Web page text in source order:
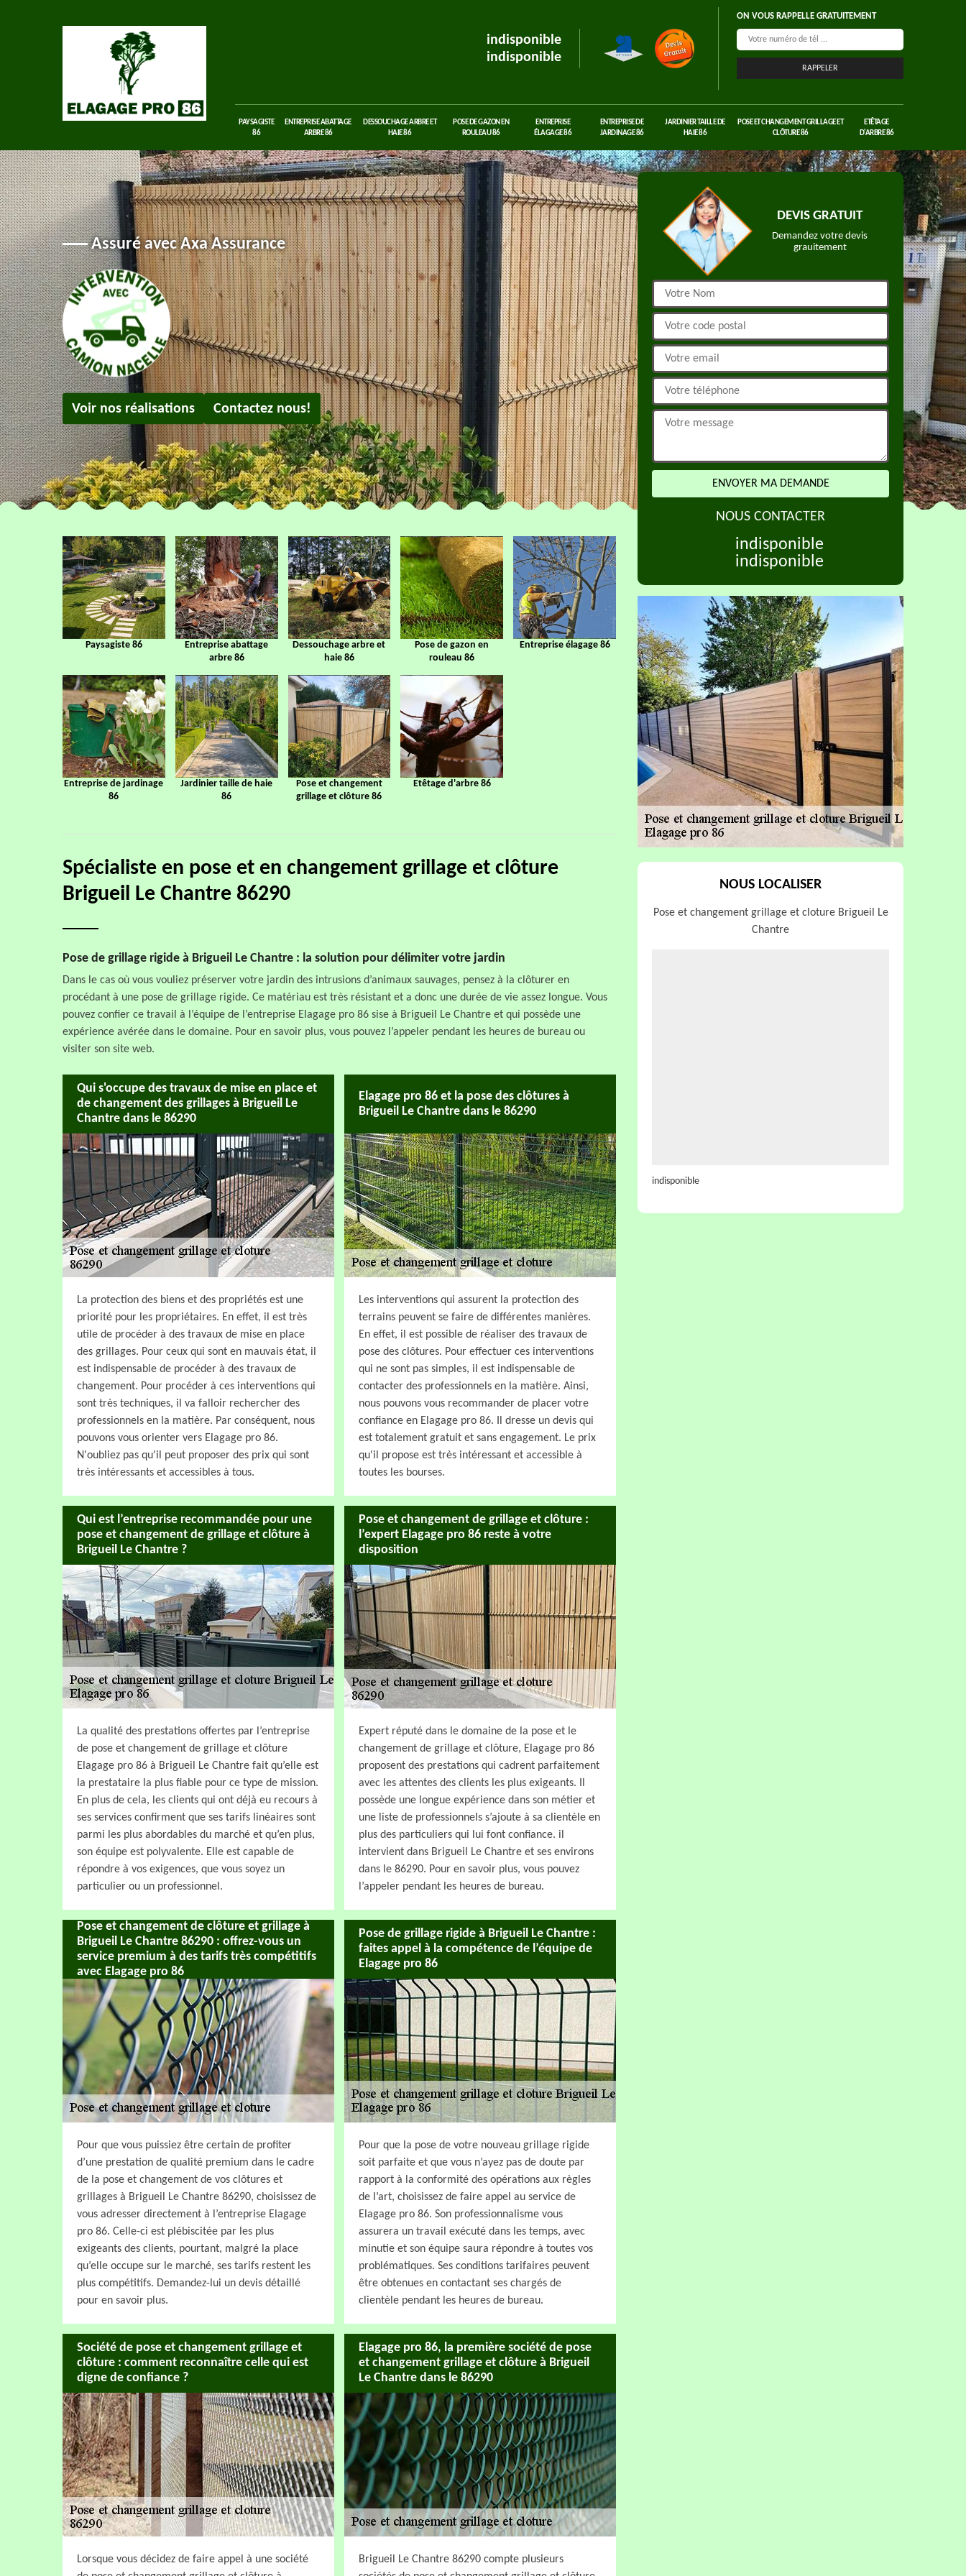
indisponible
indisponible
ON VOUS RAPPELLE GRATUITEMENT
PAYSAGISTE
86
ENTREPRISE ABATTAGE
ARBRE 86
DESSOUCHAGE ARBRE ET
HAIE 86
POSE DE GAZON EN
ROULEAU 86
ENTREPRISE
ÉLAGAGE 86
ENTREPRISE DE
JARDINAGE 86
JARDINIER TAILLE DE
HAIE 86
POSE ET CHANGEMENT GRILLAGE ET
CLÔTURE 86
ETÊTAGE
D'ARBRE 86
Assuré avec Axa Assurance
Voir nos réalisations Contactez nous!
Paysagiste 86
Entreprise abattage
arbre 86
Dessouchage arbre et
haie 86
Pose de gazon en
rouleau 86
Entreprise élagage 86
Entreprise de jardinage
86
Jardinier taille de haie
86
Pose et changement
grillage et clôture 86
Etêtage d'arbre 86
Spécialiste en pose et en changement grillage et clôture
Brigueil Le Chantre 86290
Pose de grillage rigide à Brigueil Le Chantre : la solution pour délimiter votre jardin
Dans le cas où vous vouliez préserver votre jardin des intrusions d’animaux sauvages, pensez à la clôturer en
procédant à une pose de grillage rigide. Ce matériau est très résistant et a donc une durée de vie assez longue. Vous
pouvez confier ce travail à l’équipe de l’entreprise Elagage pro 86 sise à Brigueil Le Chantre et qui possède une
expérience avérée dans le domaine. Pour en savoir plus, vous pouvez l’appeler pendant les heures de bureau ou
visiter son site web.
Qui s'occupe des travaux de mise en place et
de changement des grillages à Brigueil Le
Chantre dans le 86290
La protection des biens et des propriétés est une
priorité pour les propriétaires. En effet, il est très
utile de procéder à des travaux de mise en place
des grillages. Pour ceux qui sont en mauvais état, il
est indispensable de procéder à des travaux de
changement. Pour procéder à ces interventions qui
sont très techniques, il va falloir rechercher des
professionnels en la matière. Par conséquent, nous
pouvons vous orienter vers Elagage pro 86.
N'oubliez pas qu'il peut proposer des prix qui sont
très intéressants et accessibles à tous.
Elagage pro 86 et la pose des clôtures à
Brigueil Le Chantre dans le 86290
Les interventions qui assurent la protection des
terrains peuvent se faire de différentes manières.
En effet, il est possible de réaliser des travaux de
pose des clôtures. Pour effectuer ces interventions
qui ne sont pas simples, il est indispensable de
contacter des professionnels en la matière. Ainsi,
nous pouvons vous recommander de placer votre
confiance en Elagage pro 86. Il dresse un devis qui
est totalement gratuit et sans engagement. Le prix
qu'il propose est très intéressant et accessible à
toutes les bourses.
Qui est l’entreprise recommandée pour une
pose et changement de grillage et clôture à
Brigueil Le Chantre ?
La qualité des prestations offertes par l’entreprise
de pose et changement de grillage et clôture
Elagage pro 86 à Brigueil Le Chantre fait qu’elle est
la prestataire la plus fiable pour ce type de mission.
En plus de cela, les clients qui ont déjà eu recours à
ses services confirment que ses tarifs linéaires sont
parmi les plus abordables du marché et qu’en plus,
son équipe est polyvalente. Elle est capable de
répondre à vos exigences, que vous soyez un
particulier ou un professionnel.
Pose et changement de grillage et clôture :
l’expert Elagage pro 86 reste à votre
disposition
Expert réputé dans le domaine de la pose et le
changement de grillage et clôture, Elagage pro 86
proposent des prestations qui cadrent parfaitement
avec les attentes des clients les plus exigeants. Il
possède une longue expérience dans son métier et
une liste de professionnels s’ajoute à sa clientèle en
plus des particuliers qui lui font confiance. il
intervient dans Brigueil Le Chantre et ses environs
dans le 86290. Pour en savoir plus, vous pouvez
l’appeler pendant les heures de bureau.
Pose et changement de clôture et grillage à
Brigueil Le Chantre 86290 : offrez-vous un
service premium à des tarifs très compétitifs
avec Elagage pro 86
Pour que vous puissiez être certain de profiter
d’une prestation de qualité premium dans le cadre
de la pose et changement de vos clôtures et
grillages à Brigueil Le Chantre 86290, choisissez de
vous adresser directement à l’entreprise Elagage
pro 86. Celle-ci est plébiscitée par les plus
exigeants des clients, pourtant, malgré la place
qu’elle occupe sur le marché, ses tarifs restent les
plus compétitifs. Demandez-lui un devis détaillé
pour en savoir plus.
Pose de grillage rigide à Brigueil Le Chantre :
faites appel à la compétence de l’équipe de
Elagage pro 86
Pour que la pose de votre nouveau grillage rigide
soit parfaite et que vous n’ayez pas de doute par
rapport à la conformité des opérations aux règles
de l’art, choisissez de faire appel au service de
Elagage pro 86. Son professionnalisme vous
assurera un travail exécuté dans les temps, avec
minutie et son équipe saura répondre à toutes vos
problématiques. Ses conditions tarifaires peuvent
être obtenues en contactant ses chargés de
clientèle pendant les heures de bureau.
Société de pose et changement grillage et
clôture : comment reconnaître celle qui est
digne de confiance ?
Lorsque vous décidez de faire appel à une société
Elagage pro 86, la première société de pose
et changement grillage et clôture à Brigueil
Le Chantre dans le 86290
Brigueil Le Chantre 86290 compte plusieurs
DEVIS GRATUIT
Demandez votre devis
grauitement
NOUS CONTACTER
indisponible
indisponible
NOUS LOCALISER
Pose et changement grillage et cloture Brigueil Le
Chantre
indisponible